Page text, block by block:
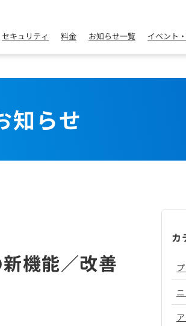
セキュリティ 料金 お知らせ一覧 イベント
知らせ
機能／改善
カ